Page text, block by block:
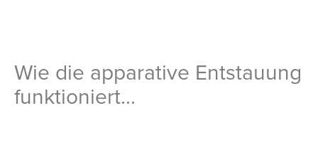
Wie die apparative Entstauung
funktioniert...